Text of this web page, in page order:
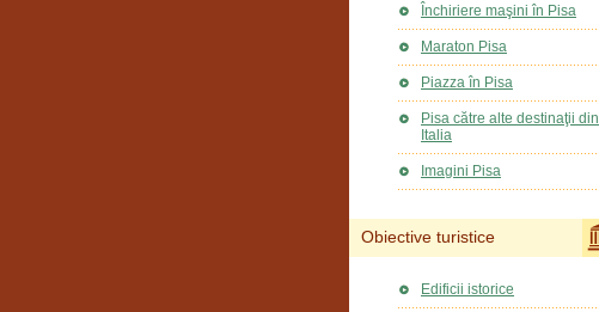
Închiriere maşini în Pisa
Maraton Pisa
Piazza în Pisa
Pisa către alte destinaţii din
Italia
Imagini Pisa
Obiective turistice
Edificii istorice